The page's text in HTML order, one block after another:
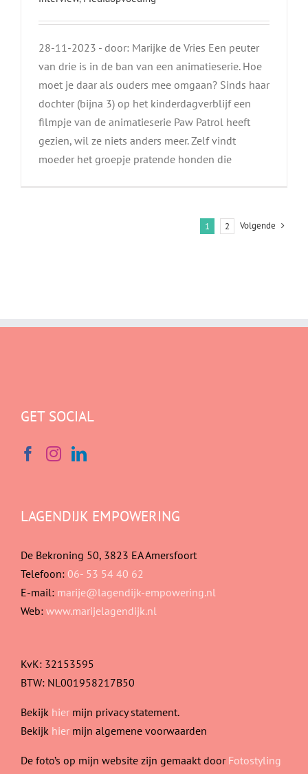
28-11-2023 - door: Marijke de Vries Een peuter
van drie is in de ban van een animatieserie. Hoe
moet je daar als ouders mee omgaan? Sinds haar
dochter (bijna 3) op het kinderdagverblijf een
filmpje van de animatieserie Paw Patrol heeft
gezien, wil ze niets anders meer. Zelf vindt
moeder het groepje pratende honden die
1 2 Volgende
GET SOCIAL
LAGENDIJK EMPOWERING
De Bekroning 50, 3823 EA Amersfoort
Telefoon: 06- 53 54 40 62
E-mail: marije@lagendijk-empowering.nl
Web: www.marijelagendijk.nl
KvK: 32153595
BTW: NL001958217B50
Bekijk hier mijn privacy statement.
Bekijk hier mijn algemene voorwaarden
De foto’s op mijn website zijn gemaakt door Fotostyling